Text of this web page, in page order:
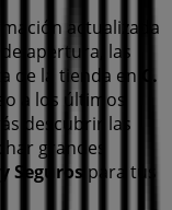
actualizada
apertura, las
de la tienda en C.
a los últimos
descubrir las
grandes
Seguros para tus